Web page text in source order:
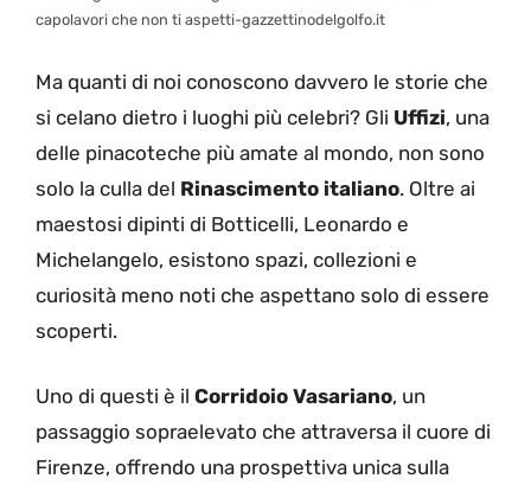
capolavori che non ti aspetti-gazzettinodelgolfo.it
Ma quanti di noi conoscono davvero le storie che
si celano dietro i luoghi più celebri? Gli Uffizi, una
delle pinacoteche più amate al mondo, non sono
solo la culla del Rinascimento italiano. Oltre ai
maestosi dipinti di Botticelli, Leonardo e
Michelangelo, esistono spazi, collezioni e
curiosità meno noti che aspettano solo di essere
scoperti.
Uno di questi è il Corridoio Vasariano, un
passaggio sopraelevato che attraversa il cuore di
Firenze, offrendo una prospettiva unica sulla